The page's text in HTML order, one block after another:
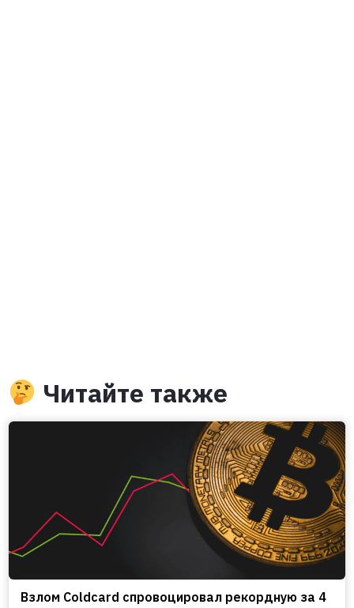
Читайте также
Взлом Coldcard спровоцировал рекордную за 4